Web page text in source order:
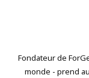
Fondateur de
monde - prend